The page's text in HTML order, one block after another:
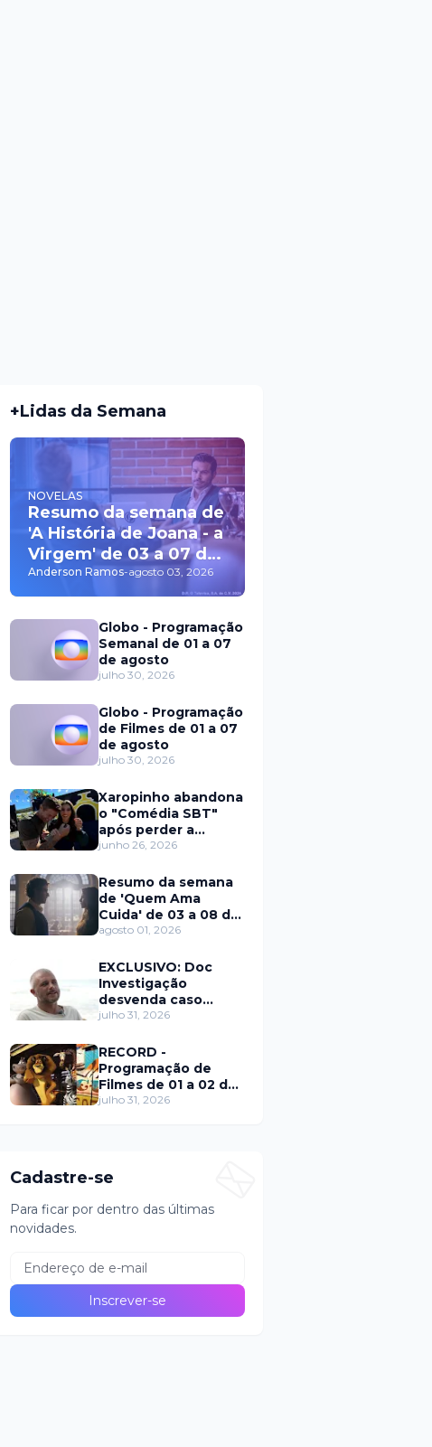
+Lidas da Semana
NOVELAS
Resumo da semana de
'A História de Joana - a
Virgem' de 03 a 07 de
agosto
Anderson Ramos-agosto 03, 2026
Globo - Programação
Semanal de 01 a 07
de agosto
julho 30, 2026
Globo - Programação
de Filmes de 01 a 07
de agosto
julho 30, 2026
Xaropinho abandona
o "Comédia SBT"
após perder a
paciência com Sarro
junho 26, 2026
Resumo da semana
de 'Quem Ama
Cuida' de 03 a 08 de
agosto
agosto 01, 2026
EXCLUSIVO: Doc
Investigação
desvenda caso
Eduardo Martins e
trás de fraude
internacional
julho 31, 2026
RECORD -
Programação de
Filmes de 01 a 02 de
agosto
julho 31, 2026
Cadastre-se
Para ficar por dentro das últimas
novidades.